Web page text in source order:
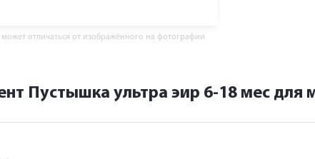
отличаться от изображённого на фотографии
Пустышка ультра эир 6-18 мес для